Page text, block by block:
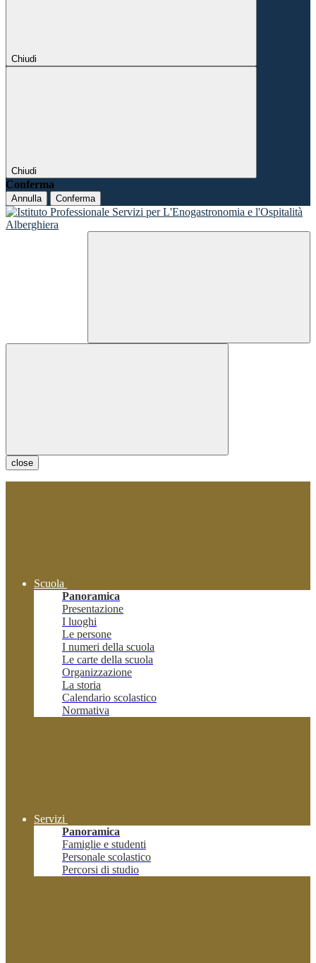
Chiudi
Chiudi
Conferma
Annulla Conferma
close
Scuola
Panoramica
Presentazione
I luoghi
Le persone
I numeri della scuola
Le carte della scuola
Organizzazione
La storia
Calendario scolastico
Normativa
Servizi
Panoramica
Famiglie e studenti
Personale scolastico
Percorsi di studio